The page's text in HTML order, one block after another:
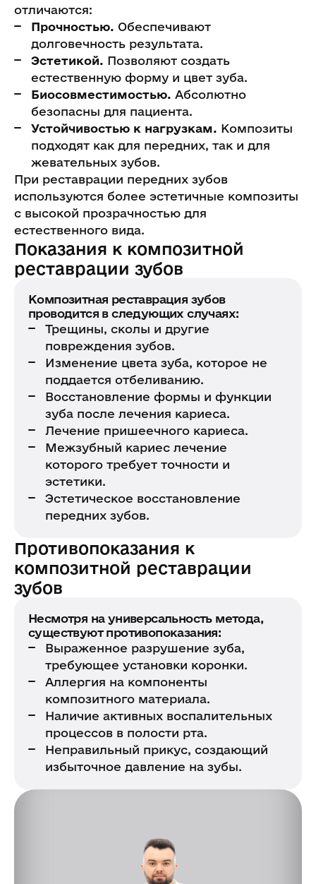
отличаются:
Прочностью. Обеспечивают
долговечность результата.
Эстетикой. Позволяют создать
естественную форму и цвет зуба.
Биосовместимостью. Абсолютно
безопасны для пациента.
Устойчивостью к нагрузкам. Композиты
подходят как для передних, так и для
жевательных зубов.
При реставрации передних зубов
используются более эстетичные композиты
с высокой прозрачностью для
естественного вида.
Показания к композитной
реставрации зубов
Композитная реставрация зубов
проводится в следующих случаях:
Трещины, сколы и другие
повреждения зубов.
Изменение цвета зуба, которое не
поддается отбеливанию.
Восстановление формы и функции
зуба после лечения кариеса.
Лечение пришеечного кариеса.
Межзубный кариес лечение
которого требует точности и
эстетики.
Эстетическое восстановление
передних зубов.
Противопоказания к
композитной реставрации
зубов
Несмотря на универсальность метода,
существуют противопоказания:
Выраженное разрушение зуба,
требующее установки коронки.
Аллергия на компоненты
композитного материала.
Наличие активных воспалительных
процессов в полости рта.
Неправильный прикус, создающий
избыточное давление на зубы.